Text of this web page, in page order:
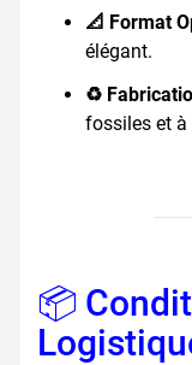
📐 Format
élégant.
♻️
fossiles et à
📦